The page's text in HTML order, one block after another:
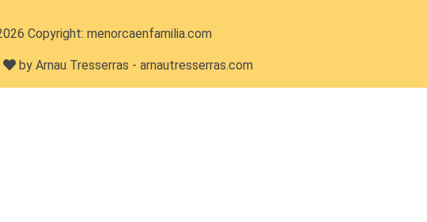
Copyright: menorcaenfamilia.com
by Arnau Tresserras - arnautresserras.com